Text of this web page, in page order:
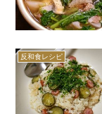
反和食レシピ